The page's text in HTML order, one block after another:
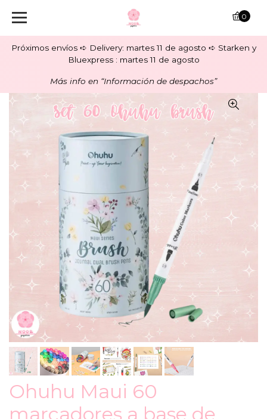
Próximos envíos ➪ Delivery: martes 11 de agosto ➪ Starken y
Bluexpress : martes 11 de agosto
Más info en “Información de despachos”
0
Ohuhu Maui 60
marcadores a base de